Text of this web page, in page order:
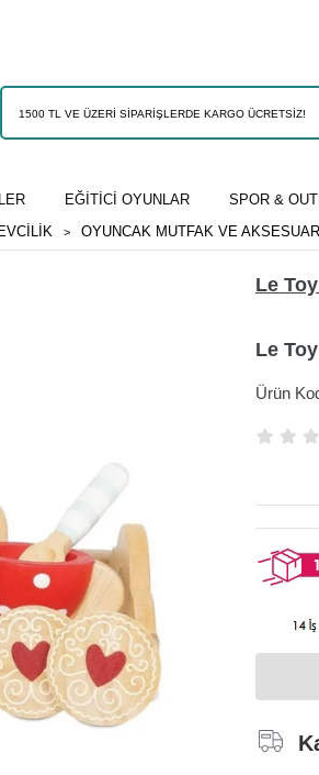
EĞİTİCİ OYUNLAR SPOR &
OYUNCAK MUTFAK VE
Le
Le